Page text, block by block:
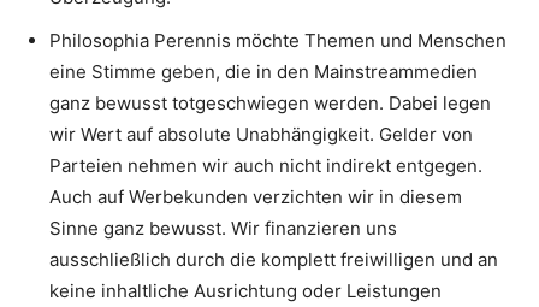
Philosophia Perennis möchte Themen und Menschen
eine Stimme geben, die in den Mainstreammedien
ganz bewusst totgeschwiegen werden. Dabei legen
wir Wert auf absolute Unabhängigkeit. Gelder von
Parteien nehmen wir auch nicht indirekt entgegen.
Auch auf Werbekunden verzichten wir in diesem
Sinne ganz bewusst. Wir finanzieren uns
ausschließlich durch die komplett freiwilligen und an
keine inhaltliche Ausrichtung oder Leistungen